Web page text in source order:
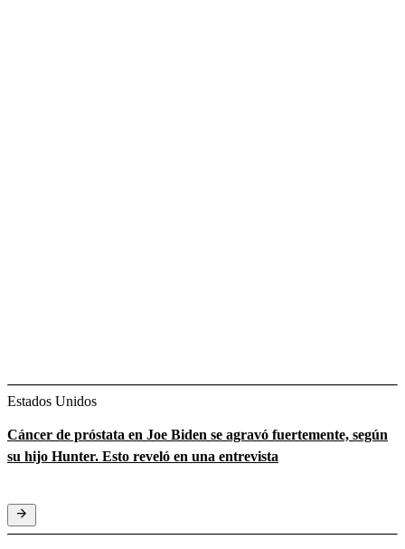
Estados Unidos
Cáncer de próstata en Joe Biden se agravó fuertemente, según
su hijo Hunter. Esto reveló en una entrevista